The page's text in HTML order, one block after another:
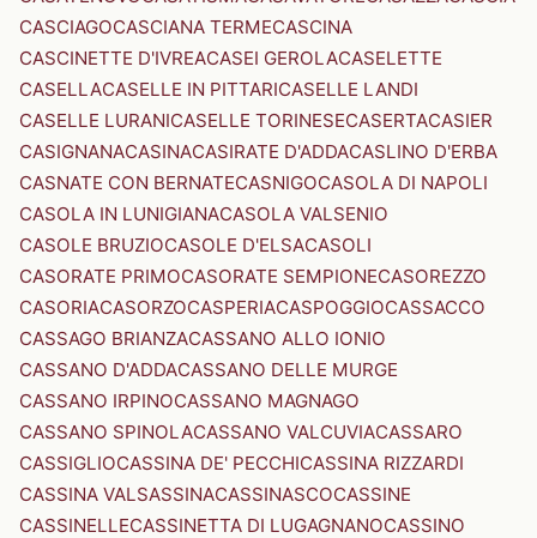
CASCIAGOCASCIANA TERMECASCINA
CASCINETTE D'IVREACASEI GEROLACASELETTE
CASELLACASELLE IN PITTARICASELLE LANDI
CASELLE LURANICASELLE TORINESECASERTACASIER
CASIGNANACASINACASIRATE D'ADDACASLINO D'ERBA
CASNATE CON BERNATECASNIGOCASOLA DI NAPOLI
CASOLA IN LUNIGIANACASOLA VALSENIO
CASOLE BRUZIOCASOLE D'ELSACASOLI
CASORATE PRIMOCASORATE SEMPIONECASOREZZO
CASORIACASORZOCASPERIACASPOGGIOCASSACCO
CASSAGO BRIANZACASSANO ALLO IONIO
CASSANO D'ADDACASSANO DELLE MURGE
CASSANO IRPINOCASSANO MAGNAGO
CASSANO SPINOLACASSANO VALCUVIACASSARO
CASSIGLIOCASSINA DE' PECCHICASSINA RIZZARDI
CASSINA VALSASSINACASSINASCOCASSINE
CASSINELLECASSINETTA DI LUGAGNANOCASSINO